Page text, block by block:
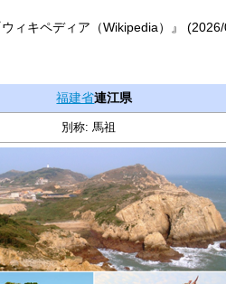
ィキペディア（Wikipedia）』
福建省連江県
別称: 馬祖